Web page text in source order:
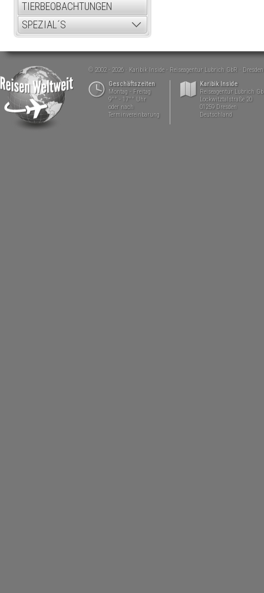
TIERBEOBACHTUNGEN
SPEZIAL´S
© 2002 - 2026 Karibik Inside - Reiseagentur Lubrich GbR
Dresden
Geschäftszeiten
Montag - Freitag
9°° - 17°° Uhr
oder nach
Terminvereinbarung
Karibik Inside
Reiseagentur Lubrich
Lockwitztalstraße 20
01259 Dresden
Deutschland